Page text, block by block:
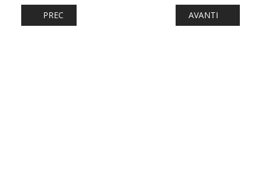
ARTICOLO PRECEDENTE: FERROVIE: CITY AIRPORT
PREC ARTICOLO
AVANTI